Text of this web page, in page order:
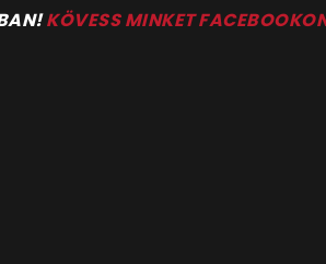
KÖVESS MINKET